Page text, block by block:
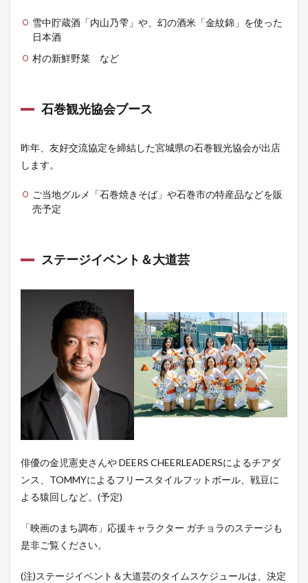
雪中貯蔵酒「内山乃雫」や、幻の酒米「金紋錦」を使った
日本酒
村の新鮮野菜 など
石巻観光協会ブース
昨年、友好交流協定を締結した宮城県の石巻観光協会が出店
します。
ご当地グルメ「石巻焼きそば」や石巻市の特産品などを販
売予定
ステージイベント＆大道芸
俳優の金児憲史さんや DEERS CHEERLEADERSによるチアダ
ンス、TOMMYによるフリースタイルフットボール、戦豆に
よる猿回しなど。(予定)
「映画のまち調布」応援キャラクター ガチョラのステージも
是非ご覧ください。
(注)ステージイベント＆大道芸のタイムスケジュールは、決定